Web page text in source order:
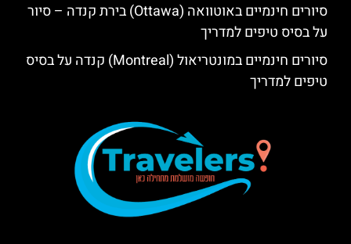
סיורים חינמיים באוטוואה (Ottawa) בירת קנדה – סיור
על בסיס טיפים למדריך
סיורים חינמיים במונטריאול (Montreal) קנדה על בסיס
טיפים למדריך